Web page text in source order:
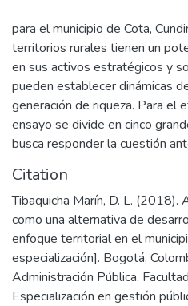
para el municipio de Cota,
territorios rurales tienen un
en sus activos estratégicos y
pueden establecer dinámicas
generación de riqueza. Para el
ensayo se divide en cinco
busca responder la cuestión
Citation
Tibaquicha Marín, D. L. (2018).
como una alternativa de
enfoque territorial en el
especialización]. Bogotá,
Administración Pública.
Especialización en gestión